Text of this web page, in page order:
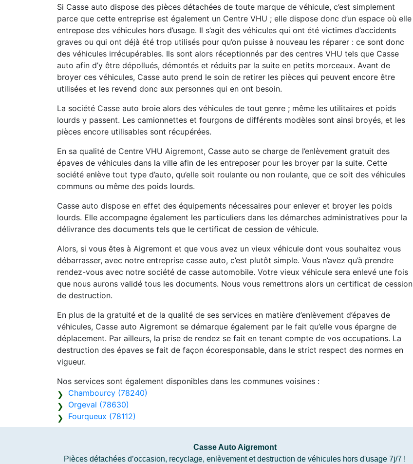
Si Casse auto dispose des pièces détachées de toute marque de véhicule, c’est simplement
parce que cette entreprise est également un Centre VHU ; elle dispose donc d’un espace où elle
entrepose des véhicules hors d’usage. Il s’agit des véhicules qui ont été victimes d’accidents
graves ou qui ont déjà été trop utilisés pour qu’on puisse à nouveau les réparer : ce sont donc
des véhicules irrécupérables. Ils sont alors réceptionnés par des centres VHU tels que Casse
auto afin d’y être dépollués, démontés et réduits par la suite en petits morceaux. Avant de
broyer ces véhicules, Casse auto prend le soin de retirer les pièces qui peuvent encore être
utilisées et les revend donc aux personnes qui en ont besoin.
La société Casse auto broie alors des véhicules de tout genre ; même les utilitaires et poids
lourds y passent. Les camionnettes et fourgons de différents modèles sont ainsi broyés, et les
pièces encore utilisables sont récupérées.
En sa qualité de Centre VHU Aigremont, Casse auto se charge de l’enlèvement gratuit des
épaves de véhicules dans la ville afin de les entreposer pour les broyer par la suite. Cette
société enlève tout type d’auto, qu’elle soit roulante ou non roulante, que ce soit des véhicules
communs ou même des poids lourds.
Casse auto dispose en effet des équipements nécessaires pour enlever et broyer les poids
lourds. Elle accompagne également les particuliers dans les démarches administratives pour la
délivrance des documents tels que le certificat de cession de véhicule.
Alors, si vous êtes à Aigremont et que vous avez un vieux véhicule dont vous souhaitez vous
débarrasser, avec notre entreprise casse auto, c’est plutôt simple. Vous n’avez qu’à prendre
rendez-vous avec notre société de casse automobile. Votre vieux véhicule sera enlevé une fois
que nous aurons validé tous les documents. Nous vous remettrons alors un certificat de cession
de destruction.
En plus de la gratuité et de la qualité de ses services en matière d’enlèvement d’épaves de
véhicules, Casse auto Aigremont se démarque également par le fait qu’elle vous épargne de
déplacement. Par ailleurs, la prise de rendez se fait en tenant compte de vos occupations. La
destruction des épaves se fait de façon écoresponsable, dans le strict respect des normes en
vigueur.
Nos services sont également disponibles dans les communes voisines :
Chambourcy (78240)
Orgeval (78630)
Fourqueux (78112)
Casse Auto Aigremont
Pièces détachées d’occasion, recyclage, enlèvement et destruction de véhicules hors d'usage 7j/7 !